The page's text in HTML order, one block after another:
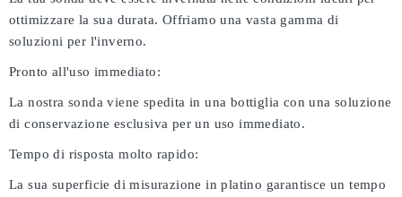
ottimizzare la sua durata. Offriamo una vasta gamma di
soluzioni per l'inverno.
Pronto all'uso immediato:
La nostra sonda viene spedita in una bottiglia con una soluzione
di conservazione esclusiva per un uso immediato.
Tempo di risposta molto rapido:
La sua superficie di misurazione in platino garantisce un tempo